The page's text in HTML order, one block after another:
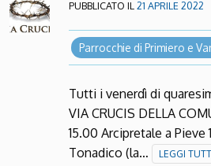
PUBBLICATO IL 21 APRILE 2022
Parrocchie di Primiero e
Tutti i venerdì di
VIA CRUCIS DELLA
15.00 Arcipretale a Pieve
Tonadico (la…
LEGGI